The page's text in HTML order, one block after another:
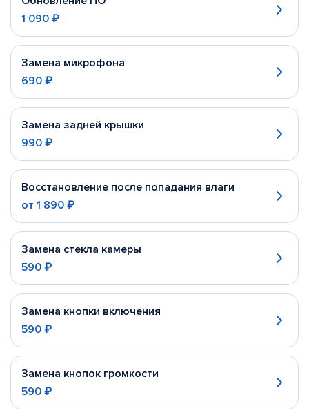
1 090 ₽
Замена микрофона
690 ₽
Замена задней крышки
990 ₽
Восстановление после попадания влаги
от 1 890 ₽
Замена стекла камеры
590 ₽
Замена кнопки включения
590 ₽
Замена кнопок громкости
590 ₽